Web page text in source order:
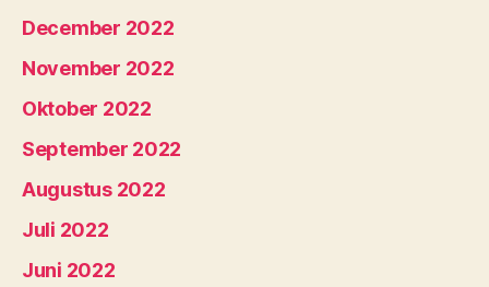
December 2022
November 2022
Oktober 2022
September 2022
Augustus 2022
Juli 2022
Juni 2022